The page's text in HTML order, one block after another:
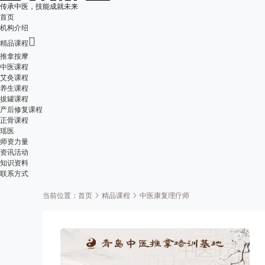
传承中医，技能成就未来
首页
机构介绍
精品课程
推拿按摩
中医课程
艾灸课程
养生课程
拔罐课程
产后修复课程
正骨课程
瑶医
师资力量
资讯活动
知识资料
联系方式
当前位置： 首页 精品课程 中医康复理疗师